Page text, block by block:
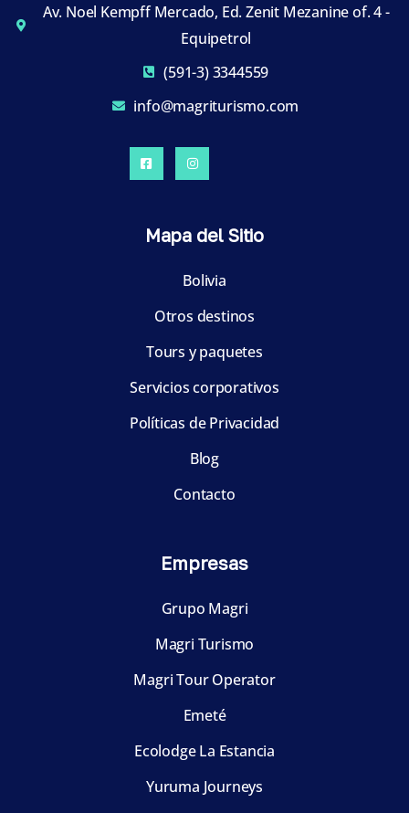
Av. Noel Kempff Mercado, Ed. Zenit Mezanine of. 4 -
Equipetrol
(591-3) 3344559
info@magriturismo.com
Mapa del Sitio
Bolivia
Otros destinos
Tours y paquetes
Servicios corporativos
Políticas de Privacidad
Blog
Contacto
Empresas
Grupo Magri
Magri Turismo
Magri Tour Operator
Emeté
Ecolodge La Estancia
Yuruma Journeys